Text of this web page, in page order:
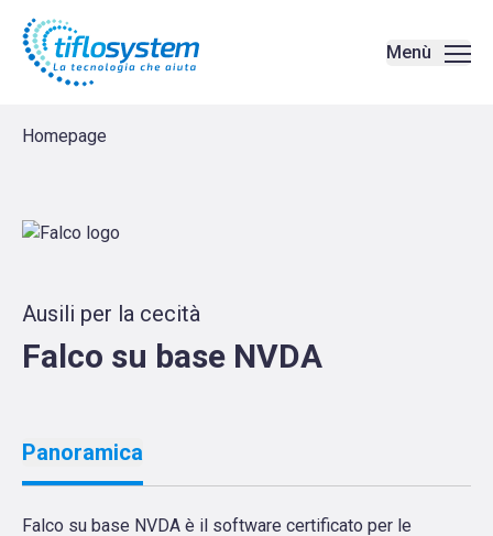
Menù
Homepage
Ausili per la cecità
Falco su base NVDA
Panoramica
Falco su base NVDA è il software certificato per le